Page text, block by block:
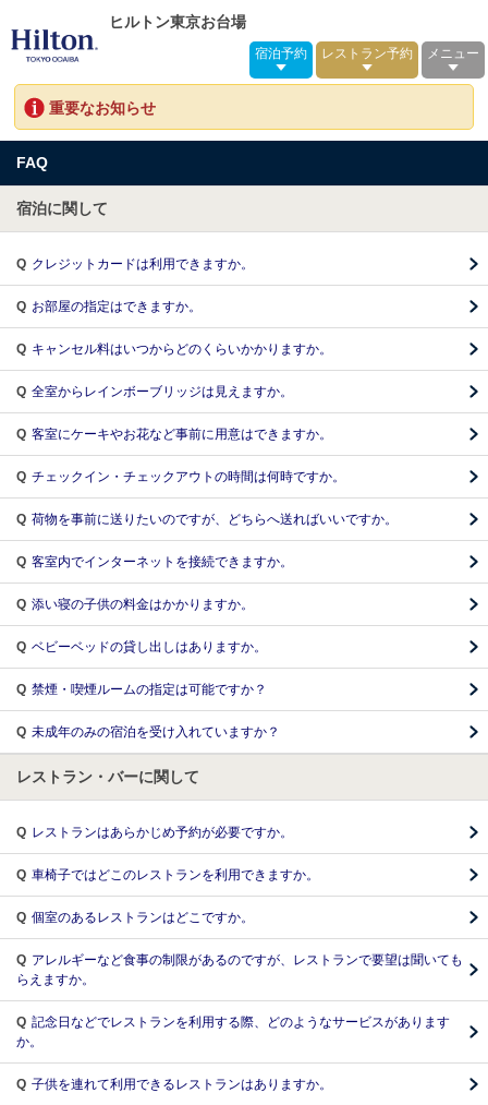
ヒルトン東京お台場
宿泊予約 レストラン予約 メニュー
重要なお知らせ
FAQ
宿泊に関して
Q クレジットカードは利用できますか。
Q お部屋の指定はできますか。
Q キャンセル料はいつからどのくらいかかりますか。
Q 全室からレインボーブリッジは見えますか。
Q 客室にケーキやお花など事前に用意はできますか。
Q チェックイン・チェックアウトの時間は何時ですか。
Q 荷物を事前に送りたいのですが、どちらへ送ればいいですか。
Q 客室内でインターネットを接続できますか。
Q 添い寝の子供の料金はかかりますか。
Q ベビーベッドの貸し出しはありますか。
Q 禁煙・喫煙ルームの指定は可能ですか？
Q 未成年のみの宿泊を受け入れていますか？
レストラン・バーに関して
Q レストランはあらかじめ予約が必要ですか。
Q 車椅子ではどこのレストランを利用できますか。
Q 個室のあるレストランはどこですか。
Q アレルギーなど食事の制限があるのですが、レストランで要望は聞いても
らえますか。
Q 記念日などでレストランを利用する際、どのようなサービスがあります
か。
Q 子供を連れて利用できるレストランはありますか。